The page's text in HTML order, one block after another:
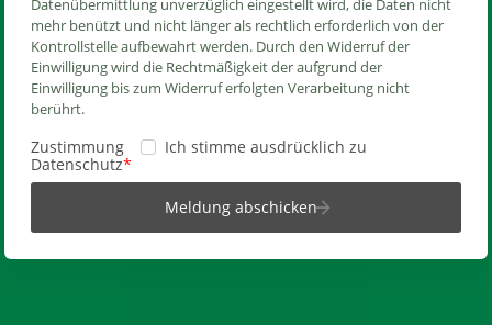
Datenübermittlung unverzüglich eingestellt wird, die Daten nicht
mehr benützt und nicht länger als rechtlich erforderlich von der
Kontrollstelle aufbewahrt werden. Durch den Widerruf der
Einwilligung wird die Rechtmäßigkeit der aufgrund der
Einwilligung bis zum Widerruf erfolgten Verarbeitung nicht
berührt.
Zustimmung
Datenschutz
Ich stimme ausdrücklich zu
Meldung abschicken